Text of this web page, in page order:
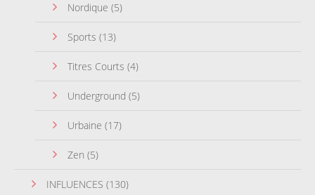
Nordique (5)
Sports (13)
Titres Courts (4)
Underground (5)
Urbaine (17)
Zen (5)
INFLUENCES (130)